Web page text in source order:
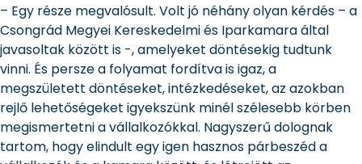
– Egy része megvalósult. Volt jó néhány olyan kérdés – a
Csongrád Megyei Kereskedelmi és Iparkamara által
javasoltak között is -, amelyeket döntésekig tudtunk
vinni. És persze a folyamat fordítva is igaz, a
megszületett döntéseket, intézkedéseket, az azokban
rejlő lehetőségeket igyekszünk minél szélesebb körben
megismertetni a vállalkozókkal. Nagyszerű dolognak
tartom, hogy elindult egy igen hasznos párbeszéd a